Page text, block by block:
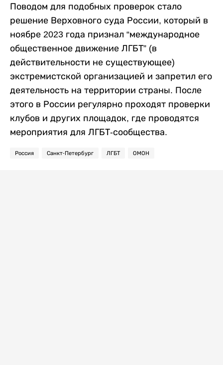
Поводом для подобных проверок стало
решение Верховного суда России, который в
ноябре 2023 года признал “международное
общественное движение ЛГБТ” (в
действительности не существующее)
экстремистской организацией и запретил его
деятельность на территории страны. После
этого в России регулярно проходят проверки
клубов и других площадок, где проводятся
мероприятия для ЛГБТ-сообщества.
Россия Санкт-Петербург ЛГБТ ОМОН